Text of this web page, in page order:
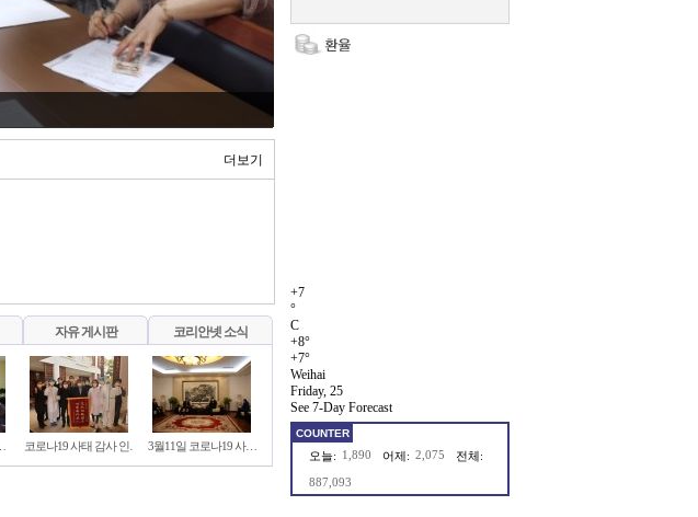
더보기
자유 게시판 코리안넷 소식
코로나19 사태 감사 인… 3월11일 코로나19 사…
+7
°
C
+8°
+7°
Weihai
Friday, 25
See 7-Day Forecast
COUNTER
오늘: 1,890 어제: 2,075
전체:
887,093